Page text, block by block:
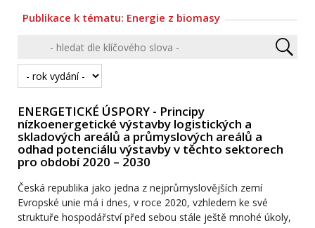
Publikace k tématu: Energie z biomasy
ENERGETICKÉ ÚSPORY - Principy
nízkoenergetické výstavby logistických a
skladových areálů a průmyslových areálů a
odhad potenciálu výstavby v těchto sektorech
pro období 2020 – 2030
Česká republika jako jedna z nejprůmyslovějších zemí
Evropské unie má i dnes, v roce 2020, vzhledem ke své
struktuře hospodářství před sebou stále ještě mnohé úkoly,